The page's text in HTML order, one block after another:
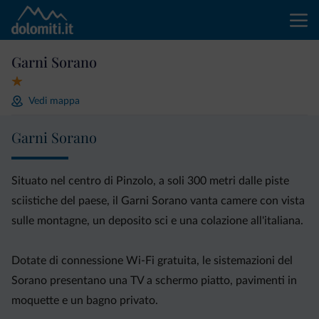
Garni Sorano
Vedi mappa
Garni Sorano
Situato nel centro di Pinzolo, a soli 300 metri dalle piste
sciistiche del paese, il Garni Sorano vanta camere con vista
sulle montagne, un deposito sci e una colazione all'italiana.
Dotate di connessione Wi-Fi gratuita, le sistemazioni del
Sorano presentano una TV a schermo piatto, pavimenti in
moquette e un bagno privato.